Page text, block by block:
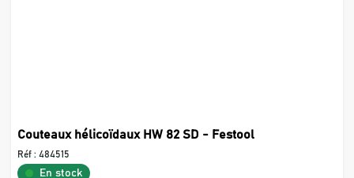
Couteaux hélicoïdaux HW 82 SD - Festool
Réf : 484515
En stock